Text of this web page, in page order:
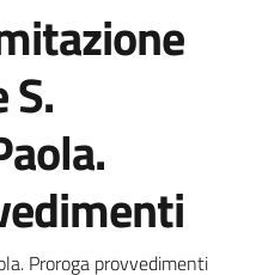
Proroga provvedimenti